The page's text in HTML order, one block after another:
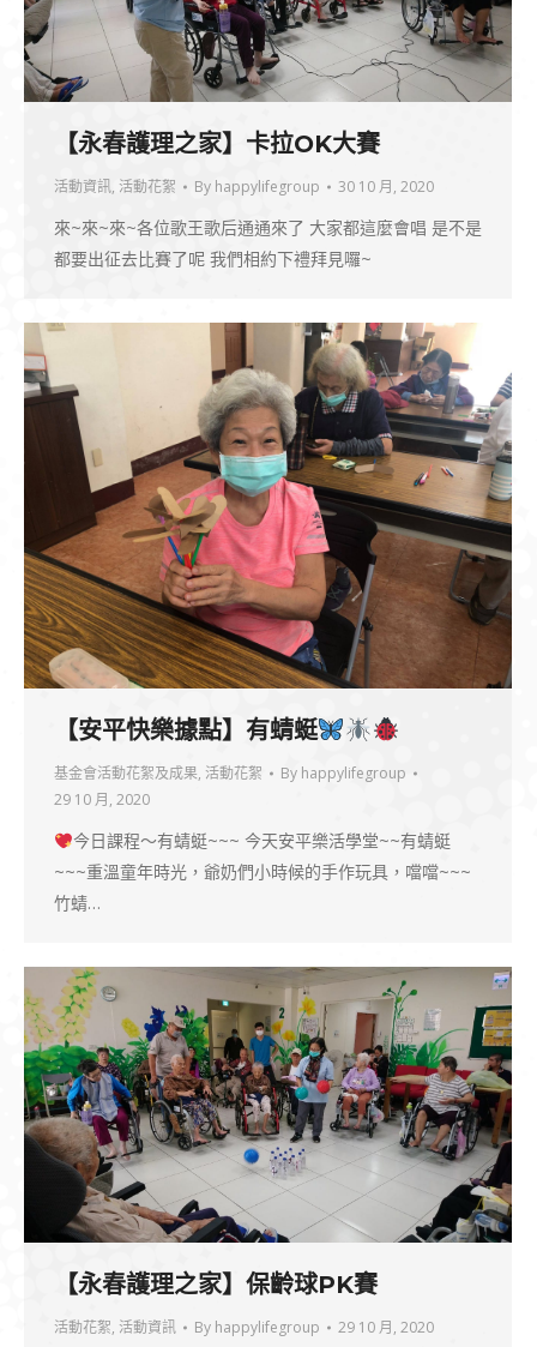
【永春護理之家】卡拉OK大賽
活動資訊, 活動花絮 By happylifegroup 30 10 月, 2020
來~來~來~各位歌王歌后通通來了 大家都這麼會唱 是不是
都要出征去比賽了呢 我們相約下禮拜見囉~
【安平快樂據點】有蜻蜓
基金會活動花絮及成果, 活動花絮 By happylifegroup
29 10 月, 2020
今日課程～有蜻蜓~~~ 今天安平樂活學堂~~有蜻蜓
~~~重溫童年時光，爺奶們小時候的手作玩具，噹噹~~~
竹蜻…
【永春護理之家】保齡球PK賽
活動花絮, 活動資訊 By happylifegroup 29 10 月, 2020